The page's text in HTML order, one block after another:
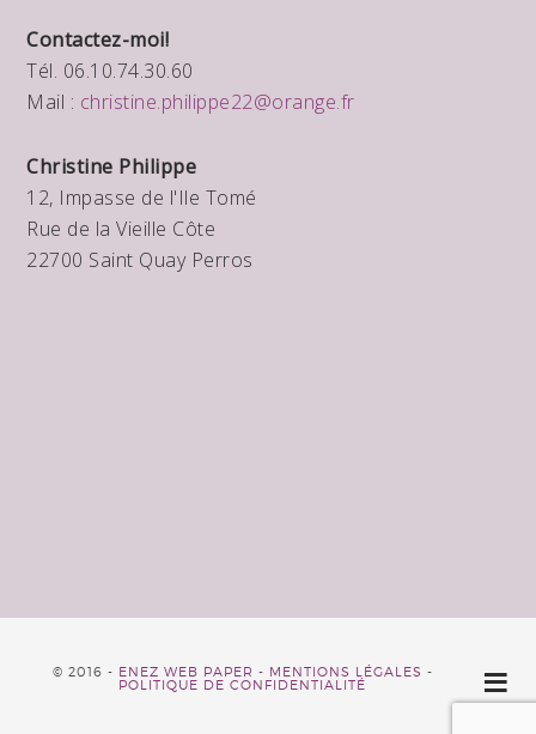
Contactez-moi!
Tél. 06.10.74.30.60
Mail : christine.philippe22@orange.fr
Christine Philippe
12, Impasse de l'Ile Tomé
Rue de la Vieille Côte
22700 Saint Quay Perros
© 2016 - ENEZ WEB PAPER - MENTIONS LÉGALES -
POLITIQUE DE CONFIDENTIALITÉ